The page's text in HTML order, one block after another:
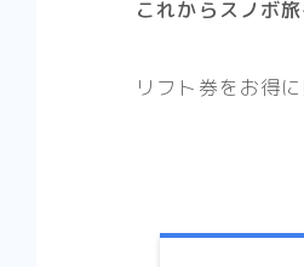
これからスノボ
リフト券をお得